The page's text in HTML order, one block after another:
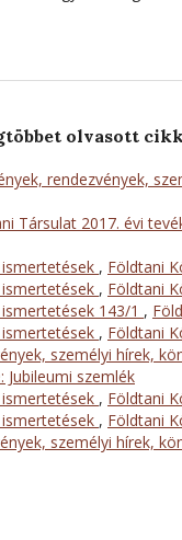
olvasott
rendezvények,
Társulat 2017. évi
ismertetések , Földtani
ismertetések , Földtani
143/1 ,
ismertetések , Földtani
személyi hírek,
Jubileumi szemlék
ismertetések , Földtani
ismertetések , Földtani
személyi hírek,